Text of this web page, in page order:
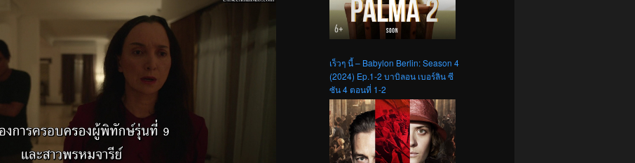
เร็วๆ นี้ – Babylon Berlin: Season 4
(2024) Ep.1-2 บาบิลอน เบอร์ลิน ซี
ซัน 4 ตอนที่ 1-2